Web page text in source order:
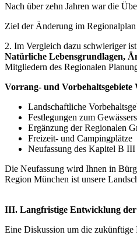
Nach über zehn Jahren war die
Ziel der Änderung im
2. Im Vergleich dazu schwieriger
Natürliche Lebensgrundlagen,
Mitgliedern des Regionalen
Vorrang- und Vorbehaltsgebiete
Landschaftliche
Festlegungen zum
Ergänzung der Regionalen
Freizeit- und Campingplätze
Neufassung des Kapitel B
Die Neufassung wird Ihnen in
Region München ist unsere
III. Langfristige Entwicklung der
Eine Diskussion um die